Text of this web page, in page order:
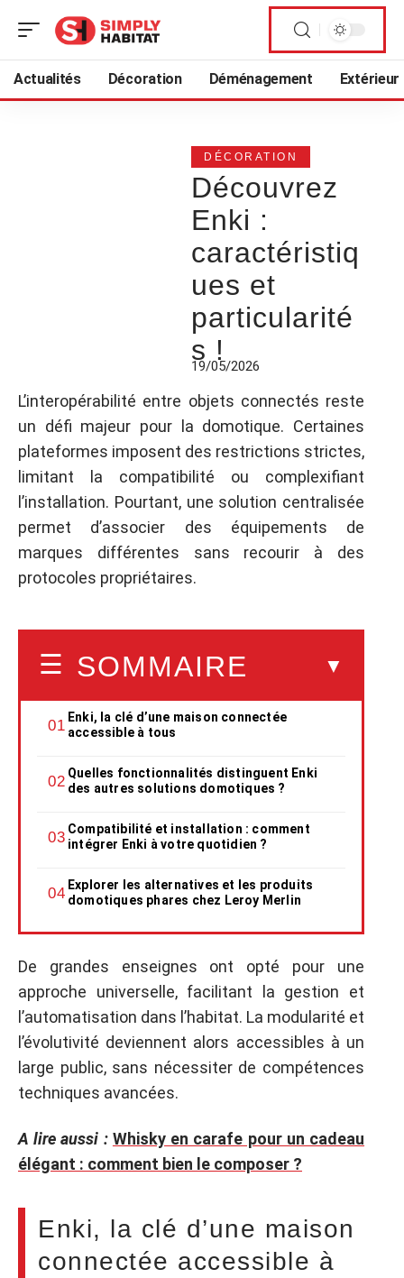
Actualités Décoration Déménagement Extérieur
DÉCORATION
Découvrez
Enki :
caractéristiq
ues et
particularité
s !
19/05/2026
L’interopérabilité entre objets connectés reste
un défi majeur pour la domotique. Certaines
plateformes imposent des restrictions strictes,
limitant la compatibilité ou complexifiant
l’installation. Pourtant, une solution centralisée
permet d’associer des équipements de
marques différentes sans recourir à des
protocoles propriétaires.
SOMMAIRE
Enki, la clé d’une maison connectée
accessible à tous
Quelles fonctionnalités distinguent Enki
des autres solutions domotiques ?
Compatibilité et installation : comment
intégrer Enki à votre quotidien ?
Explorer les alternatives et les produits
domotiques phares chez Leroy Merlin
De grandes enseignes ont opté pour une
approche universelle, facilitant la gestion et
l’automatisation dans l’habitat. La modularité et
l’évolutivité deviennent alors accessibles à un
large public, sans nécessiter de compétences
techniques avancées.
A lire aussi : Whisky en carafe pour un cadeau
élégant : comment bien le composer ?
Enki, la clé d’une maison
connectée accessible à